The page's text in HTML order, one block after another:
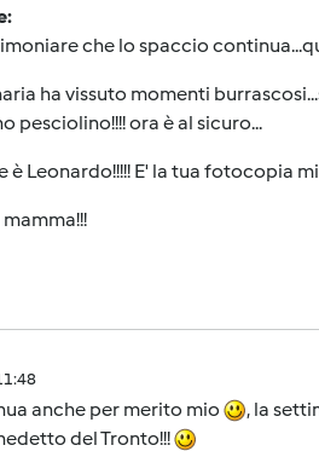
che lo spaccio
ha vissuto momenti
pesciolino!!!! ora è al sicuro...
è Leonardo!!!!! E' la tua fotocopia
anche per merito mio
, la
del Tronto!!!